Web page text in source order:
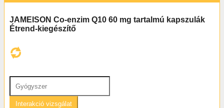
JAMEISON Co-enzim Q10 60 mg tartalmú kapszulák
Étrend-kiegészítő
Interakció vizsgálat